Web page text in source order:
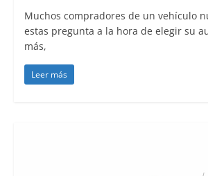
Muchos compradores de un vehículo
estas pregunta a la hora de elegir su
más,
Leer más